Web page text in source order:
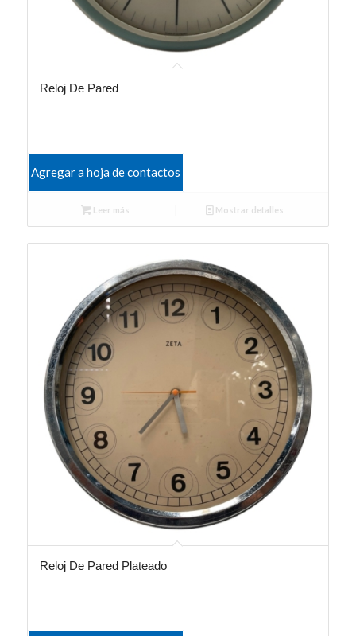
Reloj De Pared
Agregar a hoja de contactos
Leer más Mostrar detalles
Reloj De Pared Plateado